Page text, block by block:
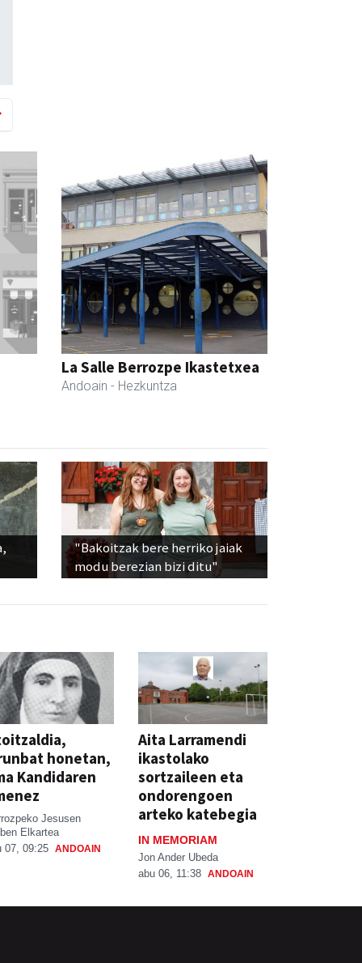
La Salle Berrozpe Ikastetxea
Andoain - Hezkuntza
"Bakoitzak bere herriko jaiak
modu berezian bizi ditu"
honetan,
Kandidaren
Jesusen
Elkartea
07, 09:25 ANDOAIN
Aita Larramendi
ikastolako
sortzaileen eta
ondorengoen
arteko katebegia
IN MEMORIAM
Jon Ander Ubeda
abu 06, 11:38 ANDOAIN